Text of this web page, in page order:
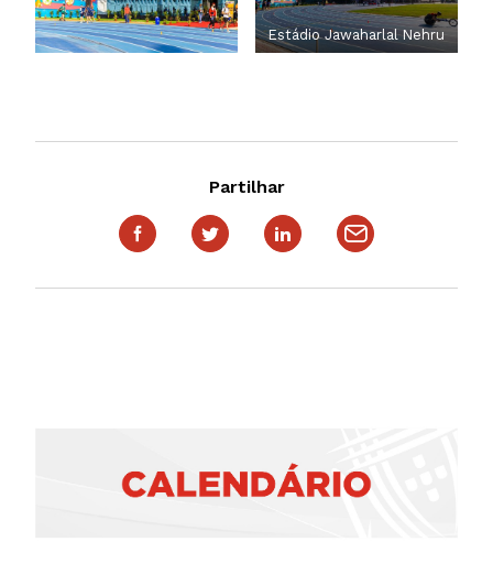
Estádio Jawaharlal Nehru
Partilhar